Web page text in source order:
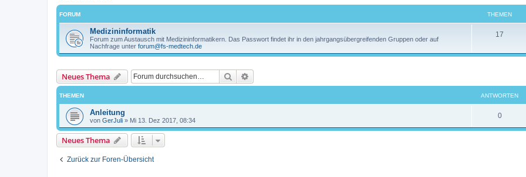
FORUM THEMEN
Medizininformatik
Forum zum Austausch mit Medizininformatikern. Das Passwort findet ihr in den jahrgangsübergreifenden Gruppen oder auf
Nachfrage unter forum@fs-medtech.de
17
Neues Thema Suche
THEMEN ANTWORTEN
Anleitung
von GerJuli » Mi 13. Dez 2017, 08:34
0
Neues Thema
Zurück zur Foren-Übersicht